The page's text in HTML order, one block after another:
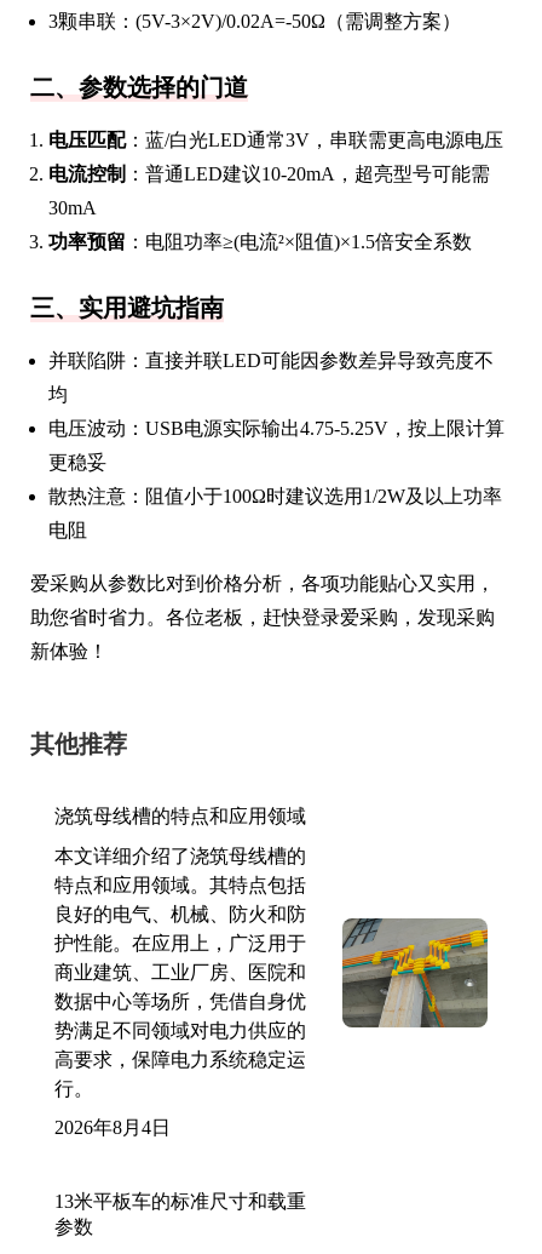
3颗串联：(5V-3×2V)/0.02A=-50Ω（需调整方案）
二、参数选择的门道
电压匹配：蓝/白光LED通常3V，串联需更高电源电压
电流控制 ：普通LED建议10-20mA，超亮型号可能需
30mA
功率预留 ：电阻功率≥(电流²×阻值)×1.5倍安全系数
三、实用避坑指南
并联陷阱：直接并联LED可能因参数差异导致亮度不
均
电压波动：USB电源实际输出4.75-5.25V，按上限计算
更稳妥
散热注意：阻值小于100Ω时建议选用1/2W及以上功率
电阻
爱采购从参数比对到价格分析，各项功能贴心又实用，
助您省时省力。各位老板，赶快登录爱采购，发现采购
新体验！
其他推荐
浇筑母线槽的特点和应用领域
本文详细介绍了浇筑母线槽的
特点和应用领域。其特点包括
良好的电气、机械、防火和防
护性能。在应用上，广泛用于
商业建筑、工业厂房、医院和
数据中心等场所，凭借自身优
势满足不同领域对电力供应的
高要求，保障电力系统稳定运
行。
2026年8月4日
13米平板车的标准尺寸和载重
参数